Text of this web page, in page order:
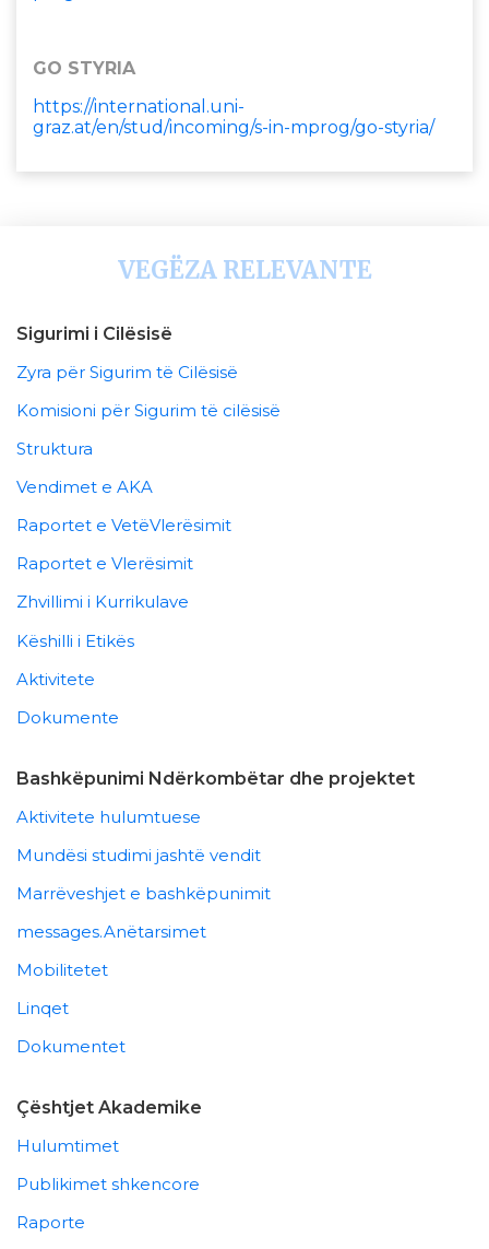
GO STYRIA
https://international.uni-
graz.at/en/stud/incoming/s-in-mprog/go-styria/
VEGËZA RELEVANTE
Sigurimi i Cilësisë
Zyra për Sigurim të Cilësisë
Komisioni për Sigurim të cilësisë
Struktura
Vendimet e AKA
Raportet e VetëVlerësimit
Raportet e Vlerësimit
Zhvillimi i Kurrikulave
Këshilli i Etikës
Aktivitete
Dokumente
Bashkëpunimi Ndërkombëtar dhe projektet
Aktivitete hulumtuese
Mundësi studimi jashtë vendit
Marrëveshjet e bashkëpunimit
messages.Anëtarsimet
Mobilitetet
Linqet
Dokumentet
Çështjet Akademike
Hulumtimet
Publikimet shkencore
Raporte